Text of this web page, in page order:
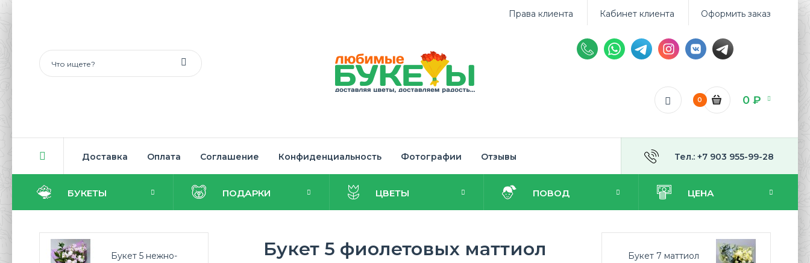
Права клиента Кабинет клиента Оформить заказ
0 0 ₽
Доставка Оплата Соглашение Конфиденциальность Фотографии Отзывы Тел.: +7 903 955-99-28
БУКЕТЫ ПОДАРКИ ЦВЕТЫ ПОВОД ЦЕНА
Букет 5 нежно-
Букет 5 фиолетовых маттиол
Букет 7 маттиол